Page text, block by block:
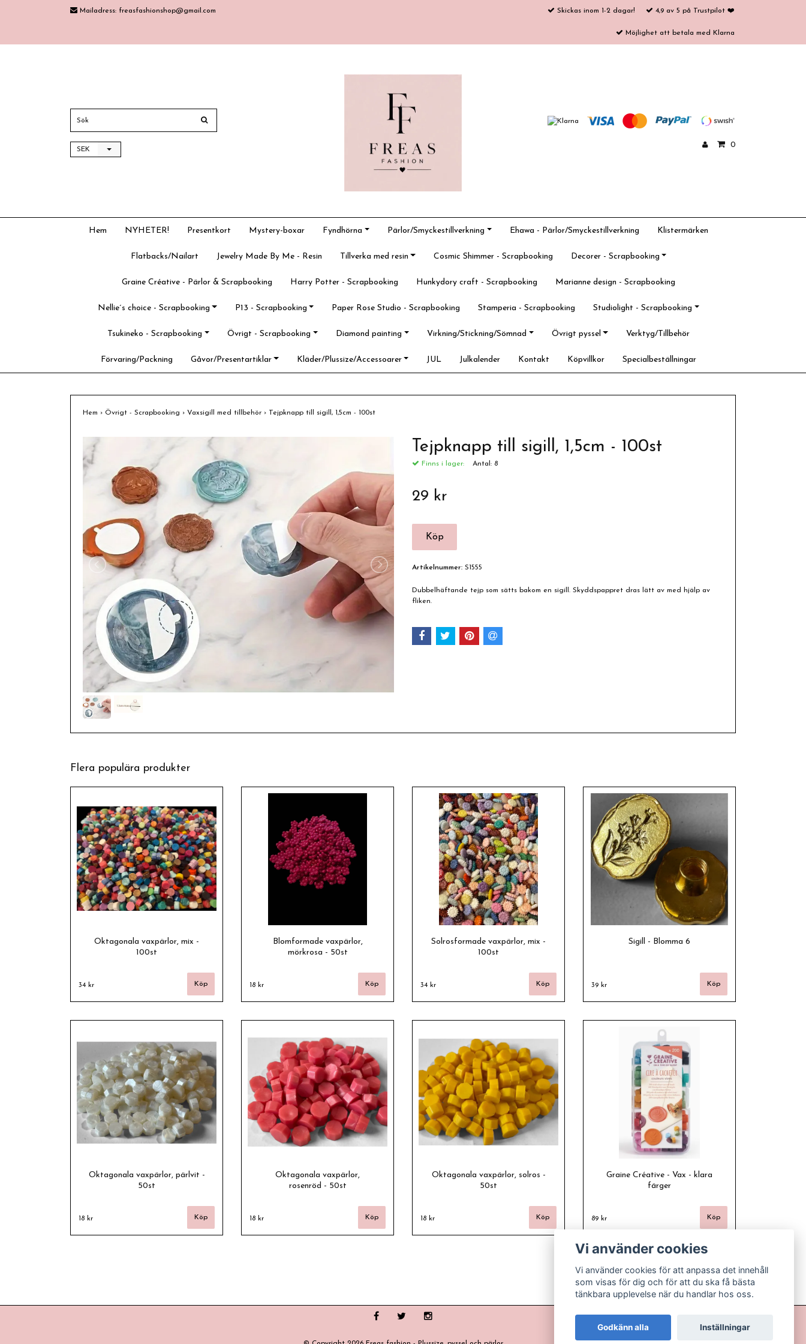
Mailadress: freasfashionshop@gmail.com Skickas inom 1-2 dagar! 4,9 av 5 på Trustpilot ❤️
Möjlighet att betala med Klarna
SEK 0
Hem NYHETER! Presentkort Mystery-boxar Fyndhörna Pärlor/Smyckestillverkning Ehawa - Pärlor/Smyckestillverkning Klistermärken
Flatbacks/Nailart Jewelry Made By Me - Resin Tillverka med resin Cosmic Shimmer - Scrapbooking Decorer - Scrapbooking
Graine Créative - Pärlor & Scrapbooking Harry Potter - Scrapbooking Hunkydory craft - Scrapbooking Marianne design - Scrapbooking
Nellie´s choice - Scrapbooking P13 - Scrapbooking Paper Rose Studio - Scrapbooking Stamperia - Scrapbooking Studiolight - Scrapbooking
Tsukineko - Scrapbooking Övrigt - Scrapbooking Diamond painting Virkning/Stickning/Sömnad Övrigt pyssel Verktyg/Tillbehör
Förvaring/Packning Gåvor/Presentartiklar Kläder/Plussize/Accessoarer JUL Julkalender Kontakt Köpvillkor Specialbeställningar
Hem › Övrigt - Scrapbooking › Vaxsigill med tillbehör › Tejpknapp till sigill, 1,5cm - 100st
Tejpknapp till sigill, 1,5cm - 100st
Finns i lager: Antal: 8
29 kr
Artikelnummer: S1555
Dubbelhäftande tejp som sätts bakom en sigill. Skyddspappret dras lätt av med hjälp av
fliken.
Flera populära produkter
Oktagonala vaxpärlor, mix -
100st
34 kr
Blomformade vaxpärlor,
mörkrosa - 50st
18 kr
Solrosformade vaxpärlor, mix -
100st
34 kr
Sigill - Blomma 6
39 kr
Oktagonala vaxpärlor, pärlvit -
50st
18 kr
Oktagonala vaxpärlor,
rosenröd - 50st
18 kr
Oktagonala vaxpärlor, solros -
50st
18 kr
Graine Créative - Vax - klara
färger
89 kr
Vi använder cookies
Vi använder cookies för att anpassa det innehåll
som visas för dig och för att du ska få bästa
tänkbara upplevelse när du handlar hos oss.
Godkänn alla Inställningar